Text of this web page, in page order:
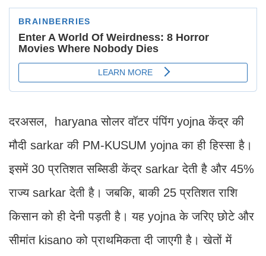
दरअसल, haryana सोलर वॉटर पंपिंग yojna केंद्र की
मौदी sarkar की PM-KUSUM yojna का ही हिस्सा है।
इसमें 30 प्रतिशत सब्सिडी केंद्र sarkar देती है और 45%
राज्य sarkar देती है। जबकि, बाकी 25 प्रतिशत राशि
किसान को ही देनी पड़ती है। यह yojna के जरिए छोटे और
सीमांत kisano को प्राथमिकता दी जाएगी है। खेतों में